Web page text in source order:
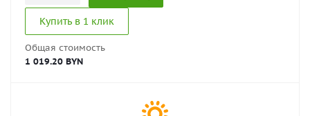
Купить в 1 клик
Общая стоимость
1 019.20 BYN